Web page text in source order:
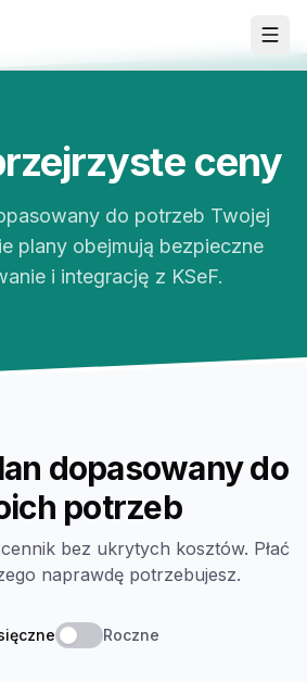
ceny
do potrzeb Twojej
plany obejmują bezpieczne
i integrację z KSeF.
dopasowany do
potrzeb
bez ukrytych kosztów. Płać
naprawdę potrzebujesz.
Roczne